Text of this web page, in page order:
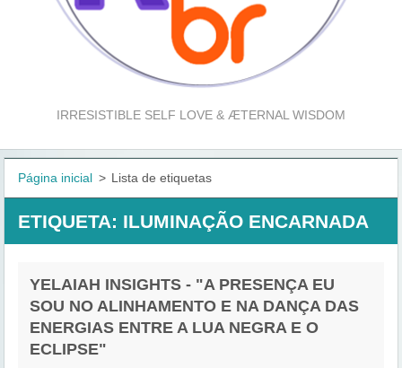
IRRESISTIBLE SELF LOVE & ÆTERNAL WISDOM
Página inicial > Lista de etiquetas
ETIQUETA: ILUMINAÇÃO ENCARNADA
YELAIAH INSIGHTS - "A PRESENÇA EU
SOU NO ALINHAMENTO E NA DANÇA DAS
ENERGIAS ENTRE A LUA NEGRA E O
ECLIPSE"